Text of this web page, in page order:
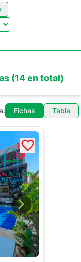
›
(14en total)
Fichas Tabla
1